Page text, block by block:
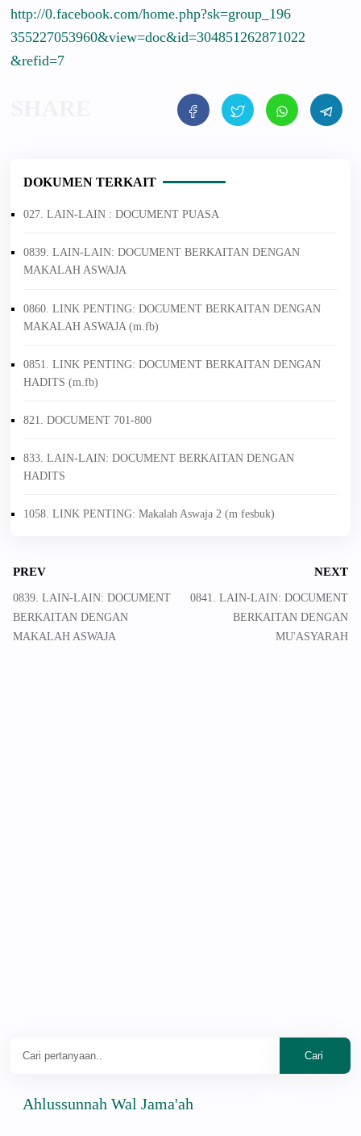
http://0.facebook.com/home.php?sk=group_196
355227053960&view=doc&id=304851262871022
&refid=7
DOKUMEN TERKAIT
027. LAIN-LAIN : DOCUMENT PUASA
0839. LAIN-LAIN: DOCUMENT BERKAITAN DENGAN
MAKALAH ASWAJA
0860. LINK PENTING: DOCUMENT BERKAITAN DENGAN
MAKALAH ASWAJA (m.fb)
0851. LINK PENTING: DOCUMENT BERKAITAN DENGAN
HADITS (m.fb)
821. DOCUMENT 701-800
833. LAIN-LAIN: DOCUMENT BERKAITAN DENGAN
HADITS
1058. LINK PENTING: Makalah Aswaja 2 (m fesbuk)
PREV
0839. LAIN-LAIN: DOCUMENT
BERKAITAN DENGAN
MAKALAH ASWAJA
NEXT
0841. LAIN-LAIN: DOCUMENT
BERKAITAN DENGAN
MU'ASYARAH
Wal Jama'ah